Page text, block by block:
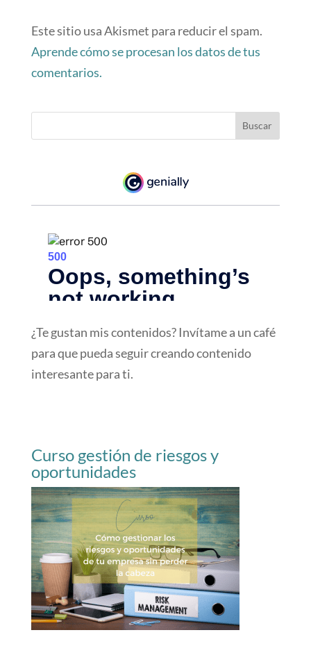
Este sitio usa Akismet para reducir el spam.
Aprende cómo se procesan los datos de tus
comentarios.
¿Te gustan mis contenidos? Invítame a un café
para que pueda seguir creando contenido
interesante para ti.
Curso gestión de riesgos y
oportunidades